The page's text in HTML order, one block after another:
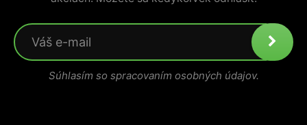
Súhlasím so spracovaním osobných údajov.